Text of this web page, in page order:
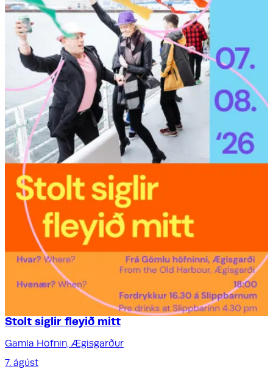
Stolt siglir fleyið mitt
Gamla Höfnin, Ægisgarður
7. ágúst